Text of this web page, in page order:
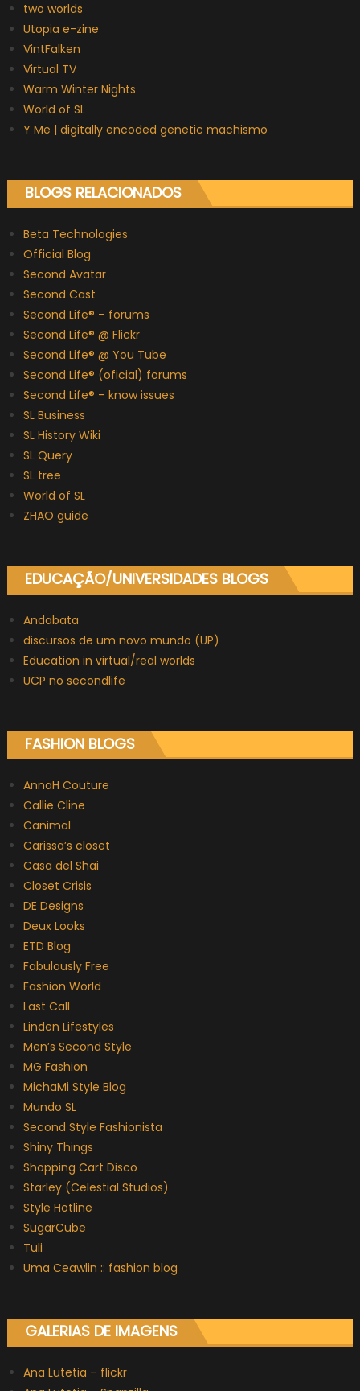
two worlds
Utopia e-zine
VintFalken
Virtual TV
Warm Winter Nights
World of SL
Y Me | digitally encoded genetic machismo
BLOGS RELACIONADOS
Beta Technologies
Official Blog
Second Avatar
Second Cast
Second Life® – forums
Second Life® @ Flickr
Second Life® @ You Tube
Second Life® (oficial) forums
Second Life® – know issues
SL Business
SL History Wiki
SL Query
SL tree
World of SL
ZHAO guide
EDUCAÇÃO/UNIVERSIDADES BLOGS
Andabata
discursos de um novo mundo (UP)
Education in virtual/real worlds
UCP no secondlife
FASHION BLOGS
AnnaH Couture
Callie Cline
Canimal
Carissa’s closet
Casa del Shai
Closet Crisis
DE Designs
Deux Looks
ETD Blog
Fabulously Free
Fashion World
Last Call
Linden Lifestyles
Men’s Second Style
MG Fashion
MichaMi Style Blog
Mundo SL
Second Style Fashionista
Shiny Things
Shopping Cart Disco
Starley (Celestial Studios)
Style Hotline
SugarCube
Tuli
Uma Ceawlin :: fashion blog
GALERIAS DE IMAGENS
Ana Lutetia – flickr